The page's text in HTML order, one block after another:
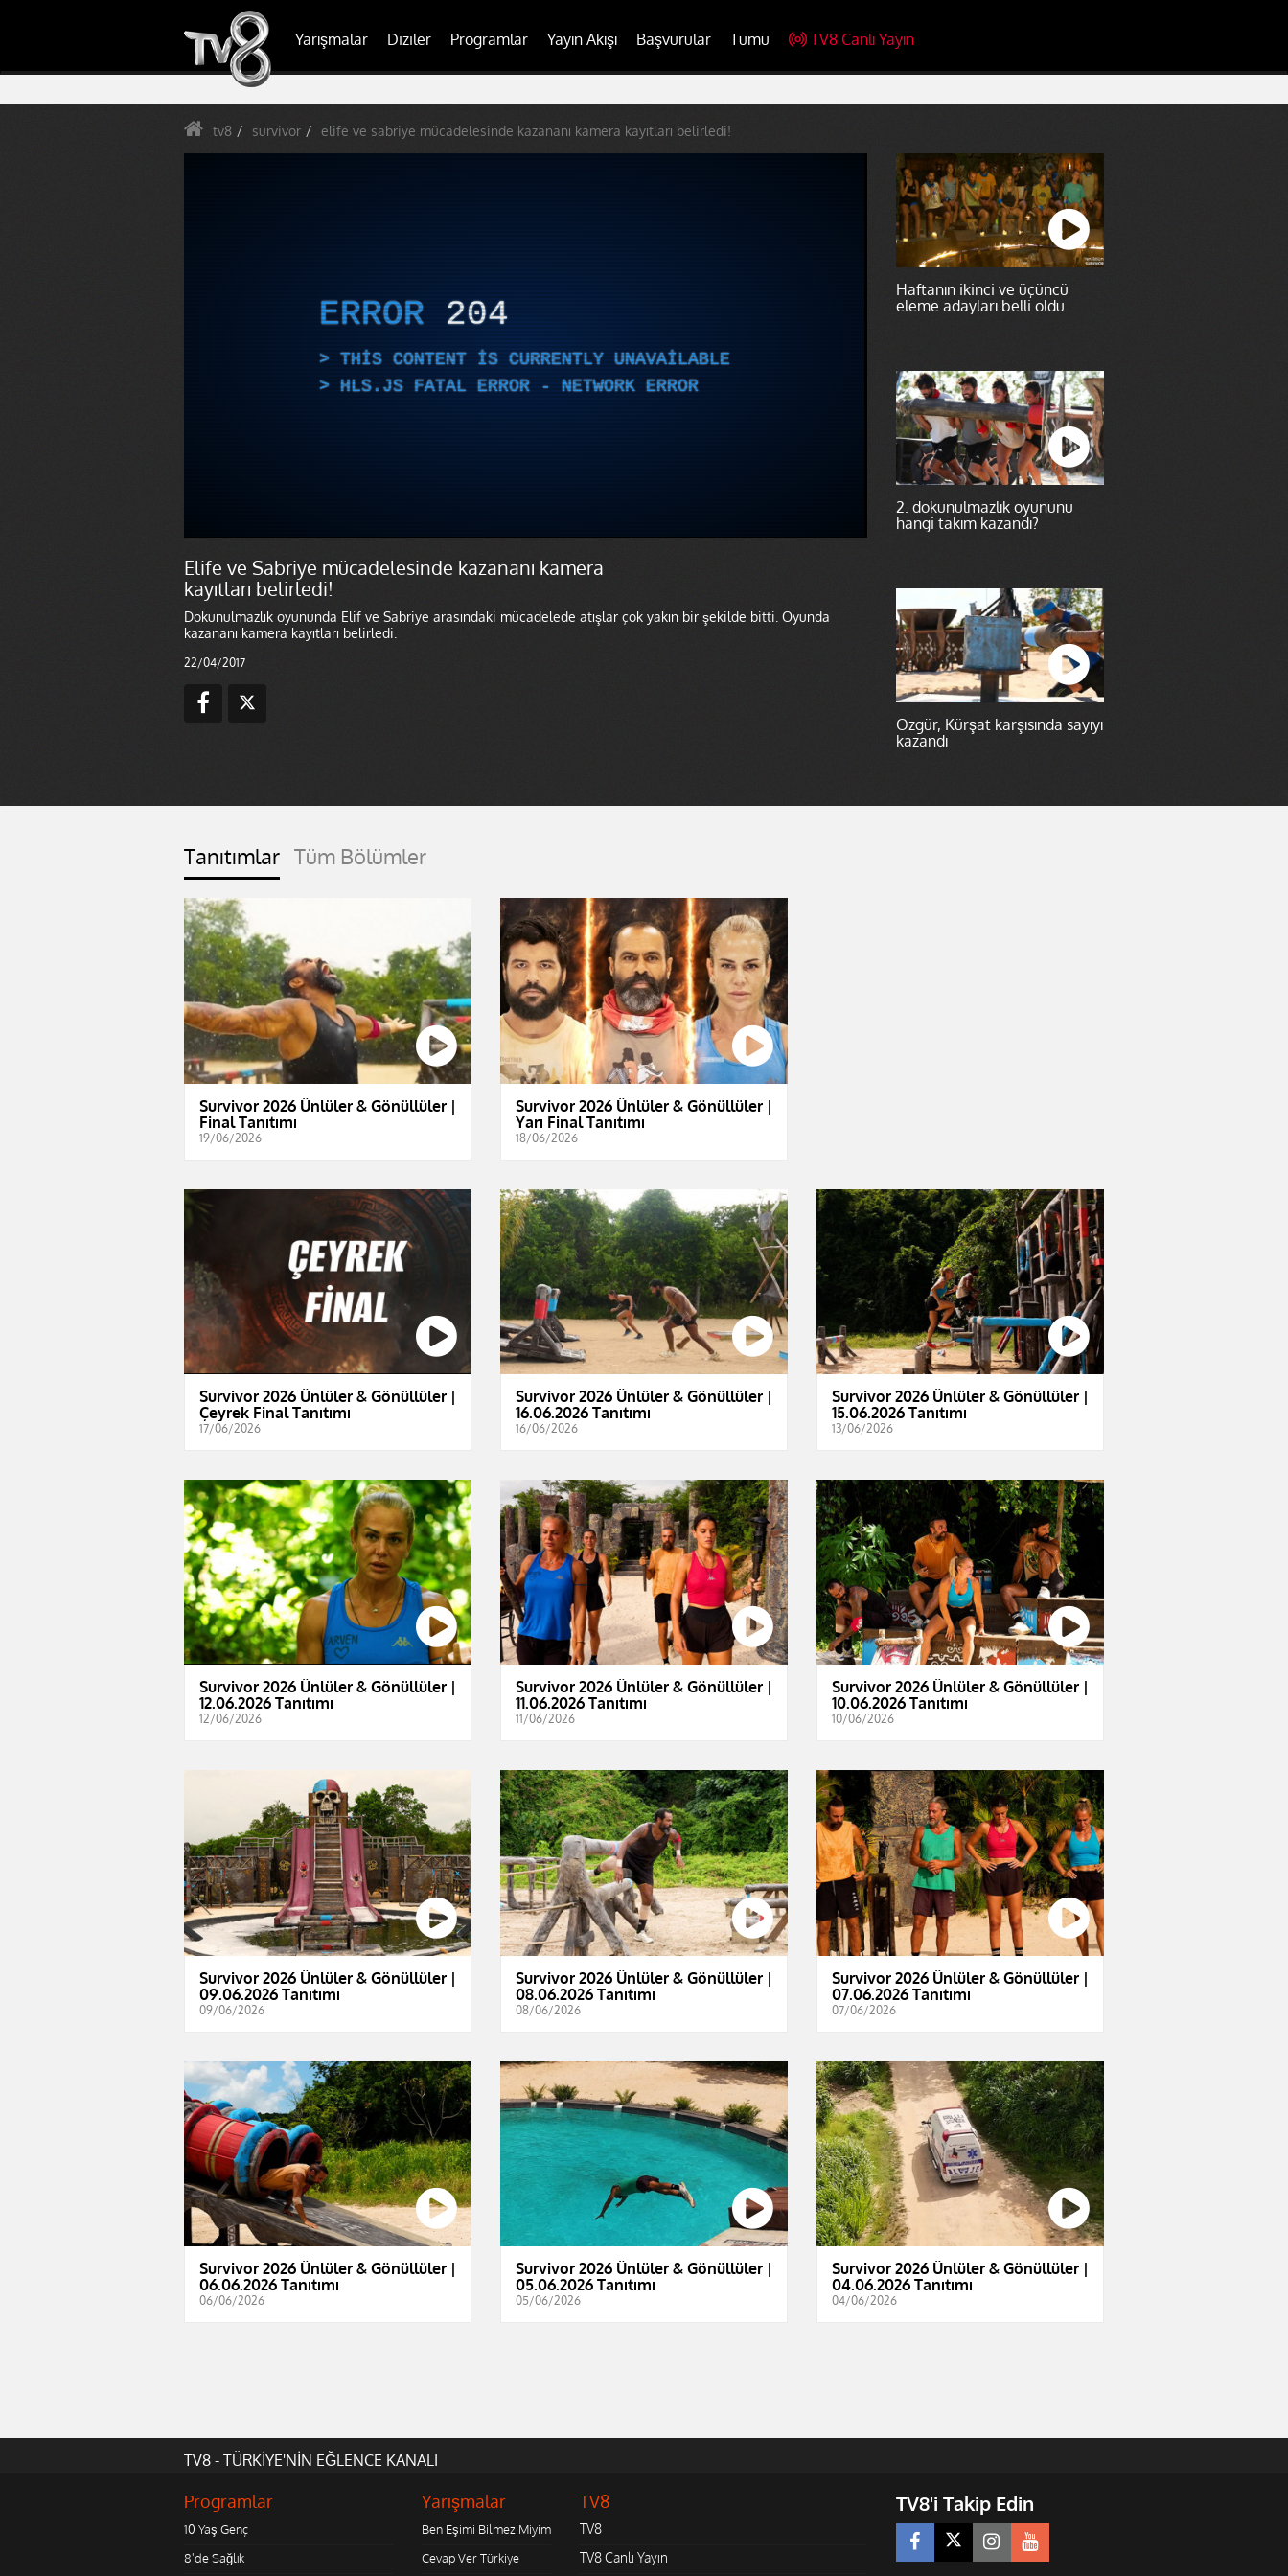
Yarışmalar Diziler Programlar Yayın Akışı Başvurular Tümü TV8 Canlı Yayın
tv8 survivor elife ve sabriye mücadelesinde kazananı kamera kayıtları belirledi!
ERROR 204
THIS CONTENT IS CURRENTLY UNAVAILABLE
HLS.JS FATAL ERROR - NETWORK ERROR
Elife ve Sabriye mücadelesinde kazananı kamera
kayıtları belirledi!
Dokunulmazlık oyununda Elif ve Sabriye arasındaki mücadelede atışlar çok yakın bir şekilde bitti. Oyunda
kazananı kamera kayıtları belirledi.
22/04/2017
Haftanın ikinci ve üçüncü
eleme adayları belli oldu
2. dokunulmazlık oyununu
hangi takım kazandı?
Özgür, Kürşat karşısında sayıyı
kazandı
Tanıtımlar Tüm Bölümler
Survivor 2026 Ünlüler & Gönüllüler |
Final Tanıtımı
19/06/2026
Survivor 2026 Ünlüler & Gönüllüler |
Yarı Final Tanıtımı
18/06/2026
Survivor 2026 Ünlüler & Gönüllüler |
Çeyrek Final Tanıtımı
17/06/2026
Survivor 2026 Ünlüler & Gönüllüler |
16.06.2026 Tanıtımı
16/06/2026
Survivor 2026 Ünlüler & Gönüllüler |
15.06.2026 Tanıtımı
13/06/2026
Survivor 2026 Ünlüler & Gönüllüler |
12.06.2026 Tanıtımı
12/06/2026
Survivor 2026 Ünlüler & Gönüllüler |
11.06.2026 Tanıtımı
11/06/2026
Survivor 2026 Ünlüler & Gönüllüler |
10.06.2026 Tanıtımı
10/06/2026
Survivor 2026 Ünlüler & Gönüllüler |
09.06.2026 Tanıtımı
09/06/2026
Survivor 2026 Ünlüler & Gönüllüler |
08.06.2026 Tanıtımı
08/06/2026
Survivor 2026 Ünlüler & Gönüllüler |
07.06.2026 Tanıtımı
07/06/2026
Survivor 2026 Ünlüler & Gönüllüler |
06.06.2026 Tanıtımı
06/06/2026
Survivor 2026 Ünlüler & Gönüllüler |
05.06.2026 Tanıtımı
05/06/2026
Survivor 2026 Ünlüler & Gönüllüler |
04.06.2026 Tanıtımı
04/06/2026
TV8 - TÜRKİYE'NİN EĞLENCE KANALI
Programlar
10 Yaş Genç
8'de Sağlık
Yarışmalar
Ben Eşimi Bilmez Miyim
Cevap Ver Türkiye
TV8
TV8
TV8 Canlı Yayın
TV8'i Takip Edin